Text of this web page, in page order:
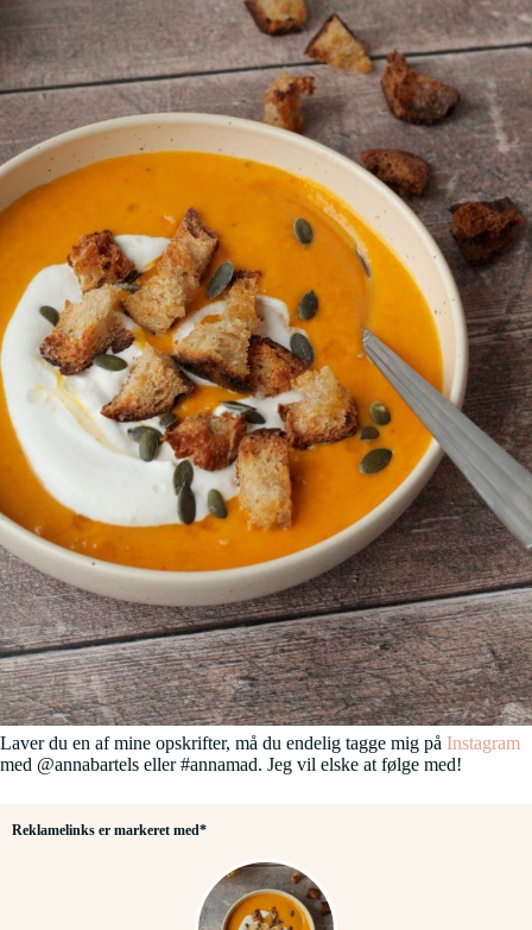
Laver du en af mine opskrifter, må du endelig tagge mig på Instagram
med @annabartels eller #annamad. Jeg vil elske at følge med!
Reklamelinks er markeret med*